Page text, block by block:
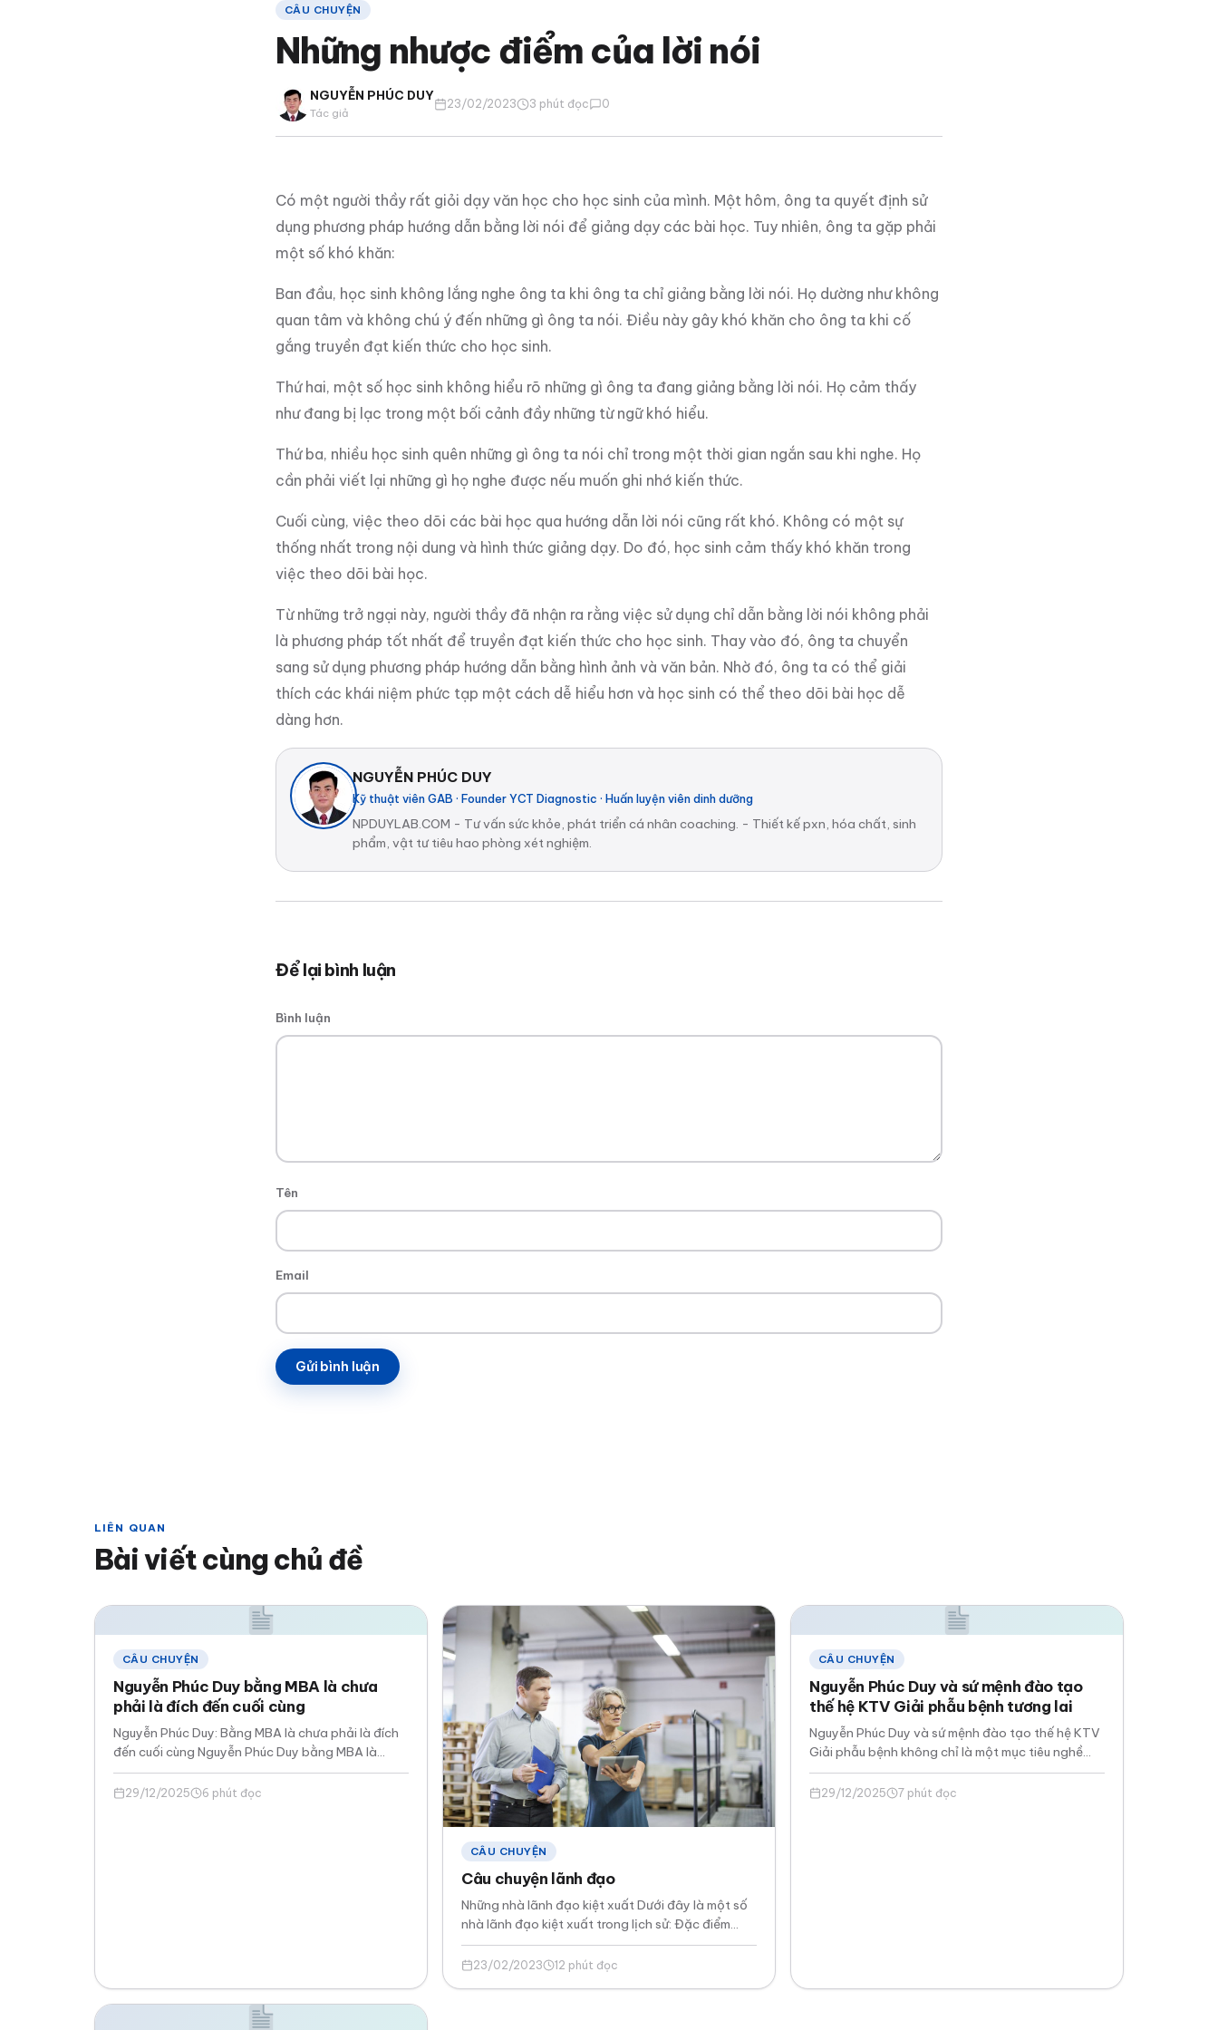
CÂU CHUYỆN
Những nhược điểm của lời nói
NGUYỄN PHÚC DUY
Tác giả
23/02/2023 3 phút đọc 0
Có một người thầy rất giỏi dạy văn học cho học sinh của mình. Một hôm, ông ta quyết định sử
dụng phương pháp hướng dẫn bằng lời nói để giảng dạy các bài học. Tuy nhiên, ông ta gặp phải
một số khó khăn:
Ban đầu, học sinh không lắng nghe ông ta khi ông ta chỉ giảng bằng lời nói. Họ dường như không
quan tâm và không chú ý đến những gì ông ta nói. Điều này gây khó khăn cho ông ta khi cố
gắng truyền đạt kiến thức cho học sinh.
Thứ hai, một số học sinh không hiểu rõ những gì ông ta đang giảng bằng lời nói. Họ cảm thấy
như đang bị lạc trong một bối cảnh đầy những từ ngữ khó hiểu.
Thứ ba, nhiều học sinh quên những gì ông ta nói chỉ trong một thời gian ngắn sau khi nghe. Họ
cần phải viết lại những gì họ nghe được nếu muốn ghi nhớ kiến thức.
Cuối cùng, việc theo dõi các bài học qua hướng dẫn lời nói cũng rất khó. Không có một sự
thống nhất trong nội dung và hình thức giảng dạy. Do đó, học sinh cảm thấy khó khăn trong
việc theo dõi bài học.
Từ những trở ngại này, người thầy đã nhận ra rằng việc sử dụng chỉ dẫn bằng lời nói không phải
là phương pháp tốt nhất để truyền đạt kiến thức cho học sinh. Thay vào đó, ông ta chuyển
sang sử dụng phương pháp hướng dẫn bằng hình ảnh và văn bản. Nhờ đó, ông ta có thể giải
thích các khái niệm phức tạp một cách dễ hiểu hơn và học sinh có thể theo dõi bài học dễ
dàng hơn.
NGUYỄN PHÚC DUY
Kỹ thuật viên GAB · Founder YCT Diagnostic · Huấn luyện viên dinh dưỡng
NPDUYLAB.COM - Tư vấn sức khỏe, phát triển cá nhân coaching. - Thiết kế pxn, hóa chất, sinh
phẩm, vật tư tiêu hao phòng xét nghiệm.
Để lại bình luận
Bình luận
Tên
Email
LIÊN QUAN
Bài viết cùng chủ đề
CÂU CHUYỆN
Nguyễn Phúc Duy bằng MBA là chưa
phải là đích đến cuối cùng
Nguyễn Phúc Duy: Bằng MBA là chưa phải là đích
đến cuối cùng Nguyễn Phúc Duy bằng MBA là
chưa phải là đích đến…
29/12/2025 6 phút đọc
CÂU CHUYỆN
Câu chuyện lãnh đạo
Những nhà lãnh đạo kiệt xuất Dưới đây là một số
nhà lãnh đạo kiệt xuất trong lịch sử: Đặc điểm
chung của những…
23/02/2023 12 phút đọc
CÂU CHUYỆN
Nguyễn Phúc Duy và sứ mệnh đào tạo
thế hệ KTV Giải phẫu bệnh tương lai
Nguyễn Phúc Duy và sứ mệnh đào tạo thế hệ KTV
Giải phẫu bệnh không chỉ là một mục tiêu nghề
nghiệp, mà còn…
29/12/2025 7 phút đọc